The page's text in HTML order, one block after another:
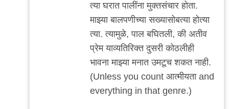
त्या घरात पालींना मुक्तसंचार होता.
माझ्या बालपणीच्या सख्यासोबत्या होत्या
त्या. त्यामुळे, पाल बघितली, की अतीव
प्रेम याव्यतिरिक्त दुसरी कोठलीही
भावना माझ्या मनात उमटूच शकत नाही.
(Unless you count आत्मीयता and
everything in that genre.)